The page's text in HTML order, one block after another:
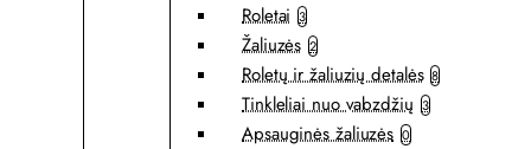
Roletai 3
Žaliuzės 2
Roletų ir žaliuzių detalės 8
Tinkleliai nuo vabzdžių 3
Apsauginės žaliuzės 0